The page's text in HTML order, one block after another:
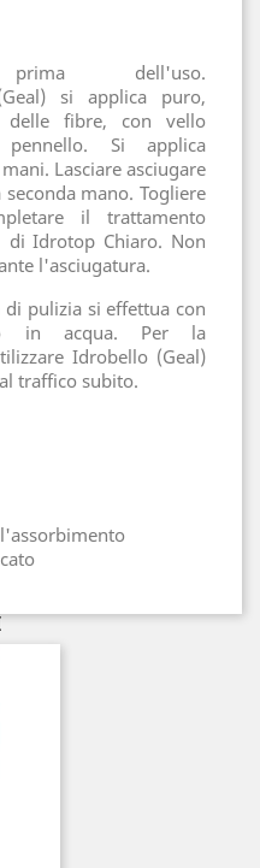
dell'uso.
si applica puro,
delle fibre, con vello
Si applica
Lasciare asciugare
mano. Togliere
il trattamento
Idrotop Chiaro. Non
l'asciugatura.
pulizia si effettua con
in acqua. Per la
Idrobello (Geal)
traffico subito.